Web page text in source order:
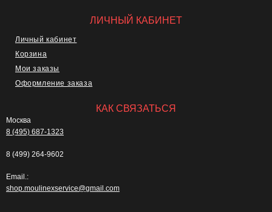
ЛИЧНЫЙ КАБИНЕТ
Личный кабинет
Корзина
Мои заказы
Оформление заказа
КАК СВЯЗАТЬСЯ
Москва
8 (495) 687-1323
8 (499) 264-9602
Email.:
shop.moulinexservice@gmail.com